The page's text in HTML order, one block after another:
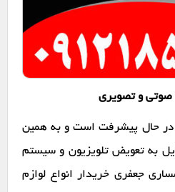
در حال پیشرفت است و به همین
به تعویض تلویزیون و سیستم
جعفری خریدار انواع لوازم